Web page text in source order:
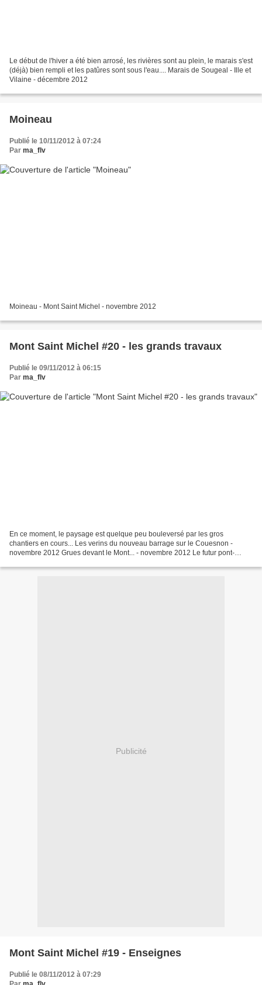
Le début de l'hiver a été bien arrosé, les rivières sont au plein, le marais s'est
(déjà) bien rempli et les patûres sont sous l'eau.... Marais de Sougeal - Ille et
Vilaine - décembre 2012
Moineau
Publié le 10/11/2012 à 07:24
Par ma_flv
Moineau - Mont Saint Michel - novembre 2012
Mont Saint Michel #20 - les grands travaux
Publié le 09/11/2012 à 06:15
Par ma_flv
En ce moment, le paysage est quelque peu bouleversé par les gros
chantiers en cours... Les verins du nouveau barrage sur le Couesnon -
novembre 2012 Grues devant le Mont... - novembre 2012 Le futur pont-
Publicité
Mont Saint Michel #19 - Enseignes
Publié le 08/11/2012 à 07:29